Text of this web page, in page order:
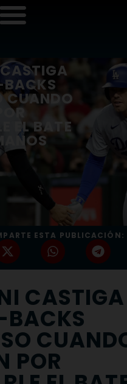
CUANDO
EL BATE
ESTA PUBLICACIÓN:
BACKS
POR